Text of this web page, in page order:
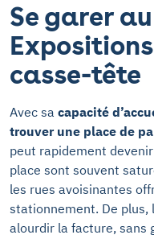
Se garer
casse-tête
Avec sa capacité
trouver une place de
peut rapidement
place sont souvent
les rues avoisinantes
stationnement. De plus,
alourdir la facture, sans